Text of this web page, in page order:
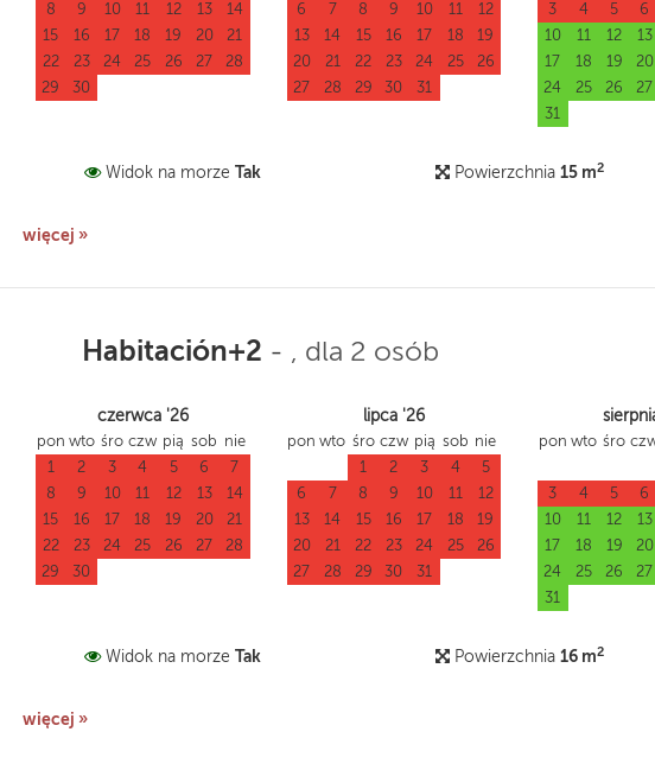
8
9 10 11 12 13
14
15
16 17 18 19 20
21
22
23 24 25 26 27
28
29
30
6
7 8 9 10 11
12
13
14 15 16 17 18
19
20
21 22 23 24 25
26
27
28 29 30 31
3
4 5 6
10
11 12 13
17
18 19 20
24
25 26 27
31
Widok na morzeTak Powierzchnia 15 m2
więcej »
Habitación+2 - , dla 2 osób
czerwca '26
pon wto śro czw pią sob nie
1
2 3 4 5 6
7
8
9 10 11 12 13
14
15
16 17 18 19 20
21
22
23 24 25 26 27
28
29
30
lipca '26
pon wto śro czw pią sob nie
1
2 3 4
5
6
7 8 9 10 11
12
13
14 15 16 17 18
19
20
21 22 23 24 25
26
27
28 29 30 31
pon wto śro
3
4 5 6
10
11 12 13
17
18 19 20
24
25 26 27
31
Widok na morzeTak Powierzchnia 16 m2
więcej »